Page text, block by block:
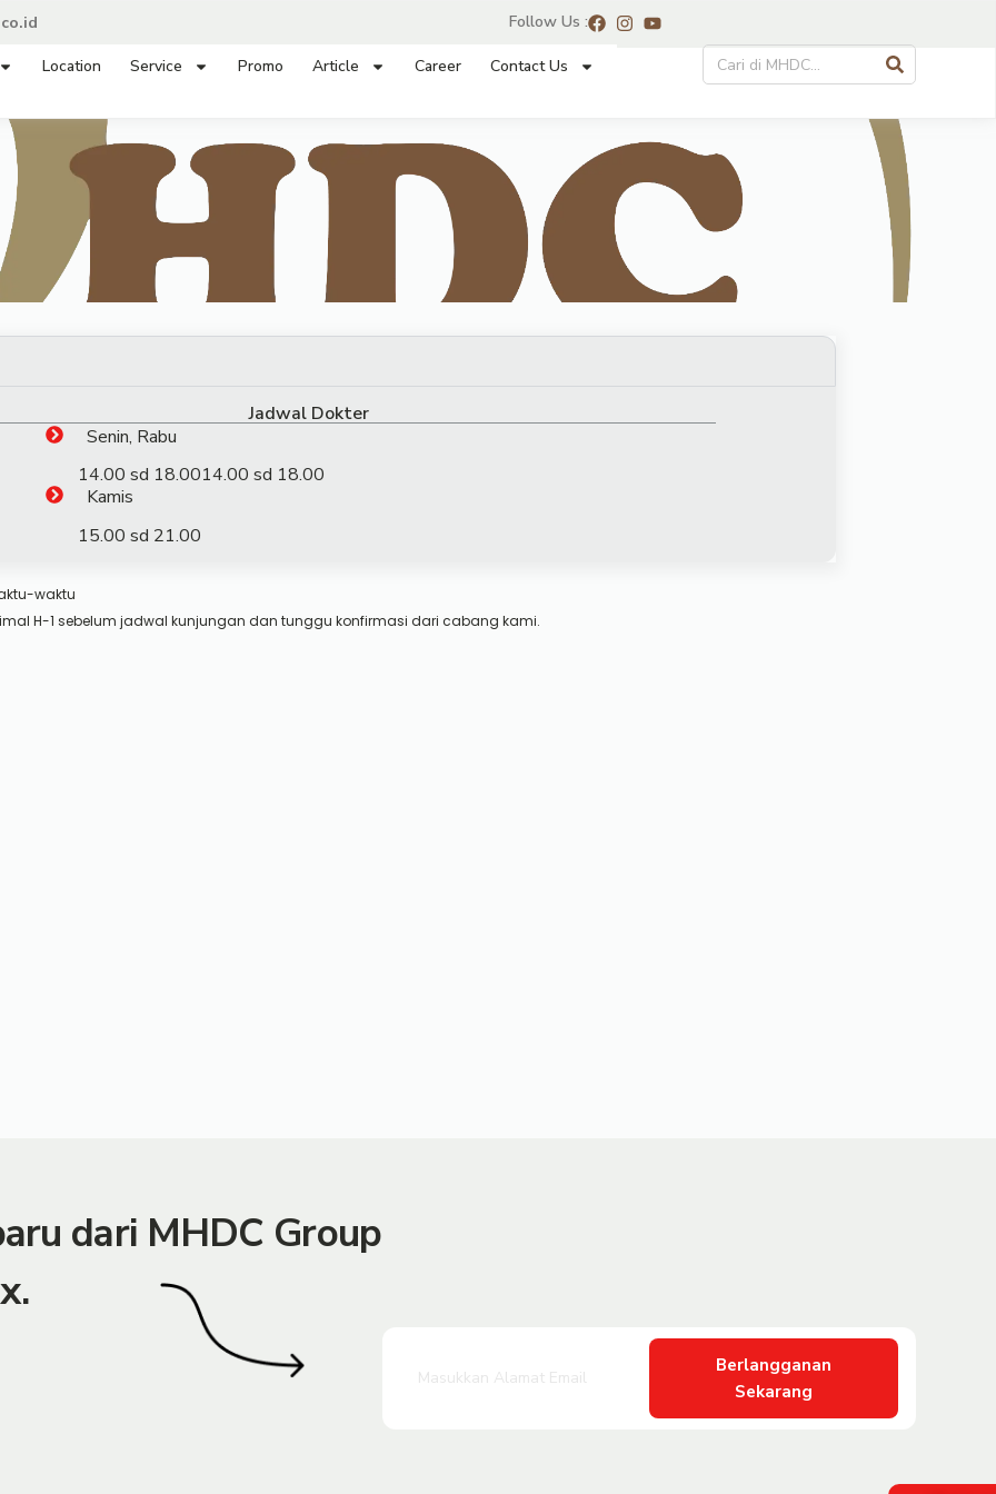
Follow Us :
Location Service Promo Article Career Contact Us
Jadwal Dokter
Senin, Rabu
14.00 sd 18.0014.00 sd 18.00
Kamis
15.00 sd 21.00
waktu
H-1 sebelum jadwal kunjungan dan tunggu konfirmasi dari cabang kami.
dari MHDC Group
Berlangganan
Sekarang